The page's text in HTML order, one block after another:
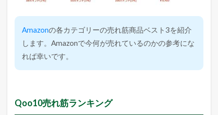
Amazonの各カテゴリーの売れ筋商品ベスト3を紹介
します。Amazonで今何が売れているのかの参考にな
れば幸いです。
Qoo10売れ筋ランキング